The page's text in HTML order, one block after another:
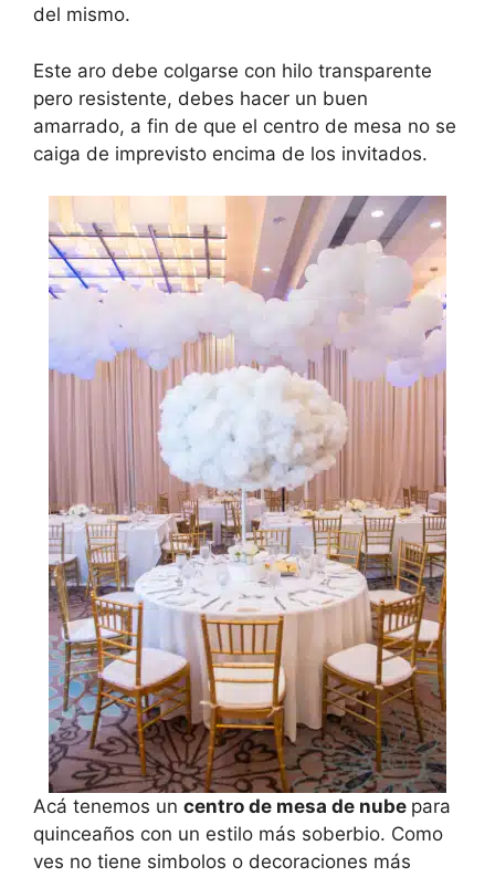
del mismo.
Este aro debe colgarse con hilo transparente
pero resistente, debes hacer un buen
amarrado, a fin de que el centro de mesa no se
caiga de imprevisto encima de los invitados.
Acá tenemos un centro de mesa de nube para
quinceaños con un estilo más soberbio. Como
ves no tiene simbolos o decoraciones más